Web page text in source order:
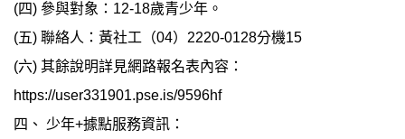
(四) 參與對象：12-18歲青少年。
(五) 聯絡人：黃社工（04）2220-0128分機15
(六) 其餘說明詳見網路報名表內容：
https://user331901.pse.is/9596hf
四、 少年+據點服務資訊：